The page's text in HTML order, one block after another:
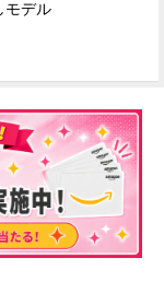
モデル